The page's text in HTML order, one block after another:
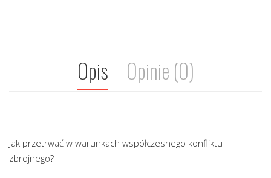
Opis Opinie (0)
Jak przetrwać w warunkach współczesnego konfliktu
zbrojnego?